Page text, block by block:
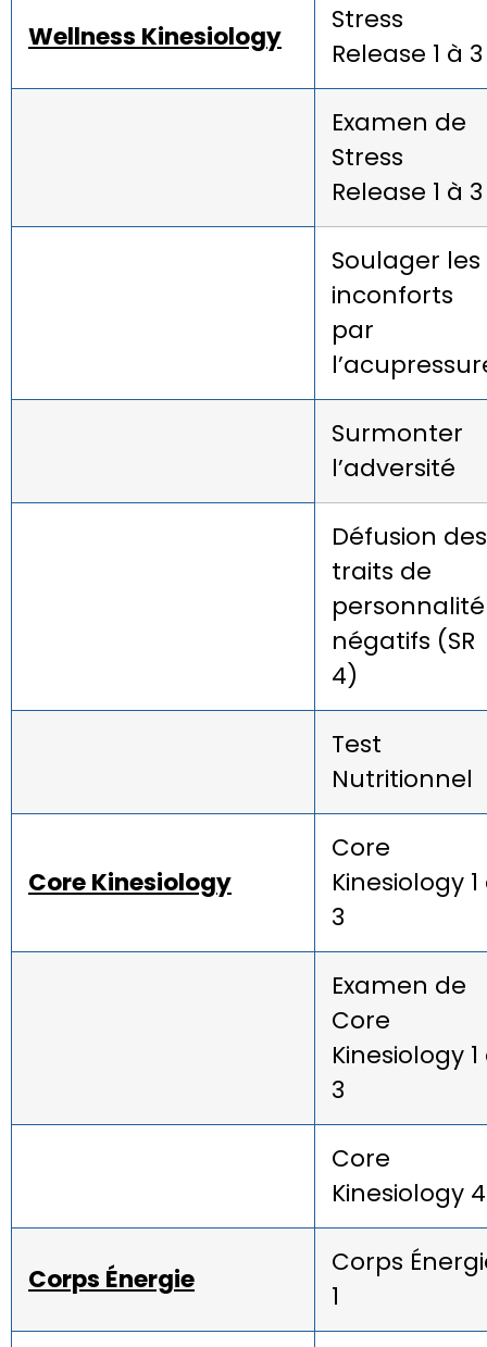
Wellness Kinesiology
Stress
Release 1 à 3
Examen de
Stress
Release 1 à 3
Soulager les
inconforts
par
Surmonter
l’adversité
Défusion des
traits de
personnalité
négatifs (SR
4)
Test
Nutritionnel
Core Kinesiology
Core
Kinesiology 1
3
Examen de
Core
Kinesiology 1
3
Core
Kinesiology 4
Corps Énergie
Corps
1